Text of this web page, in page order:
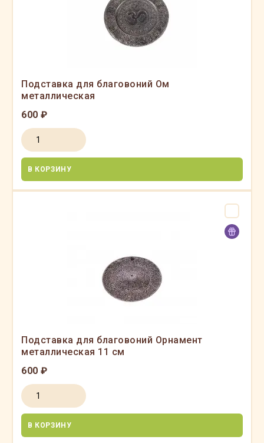
Подставка для благовоний Ом
металлическая
600 ₽
В КОРЗИНУ
Подставка для благовоний Орнамент
металлическая 11 см
600 ₽
В КОРЗИНУ